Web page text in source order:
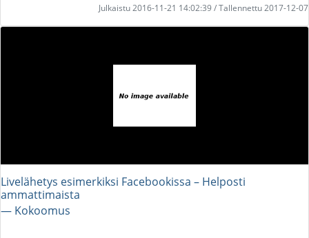
Julkaistu 2016-11-21 14:02:39 / Tallennettu 2017-12-07
Livelähetys esimerkiksi Facebookissa – Helposti
ammattimaista
― Kokoomus